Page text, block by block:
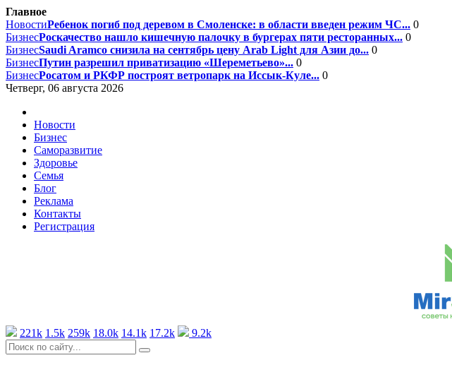
Главное
НовостиРебенок погиб под деревом в Смоленске: в области введен режим ЧС... 0
БизнесРоскачество нашло кишечную палочку в бургерах пяти ресторанных... 0
БизнесSaudi Aramco снизила на сентябрь цену Arab Light для Азии до... 0
БизнесПутин разрешил приватизацию «Шереметьево»... 0
БизнесРосатом и РКФР построят ветропарк на Иссык-Куле... 0
Четверг, 06 августа 2026
Новости
Бизнес
Саморазвитие
Здоровье
Семья
Блог
Реклама
Контакты
Регистрация
221k 1.5k 259k 18.0k 14.1k 17.2k 9.2k